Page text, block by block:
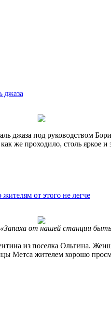
джаза под руководством
же проходило, столь яркое
от этого не легче
от нашей станции
из поселка Ольгина.
Метса жителем хорошо